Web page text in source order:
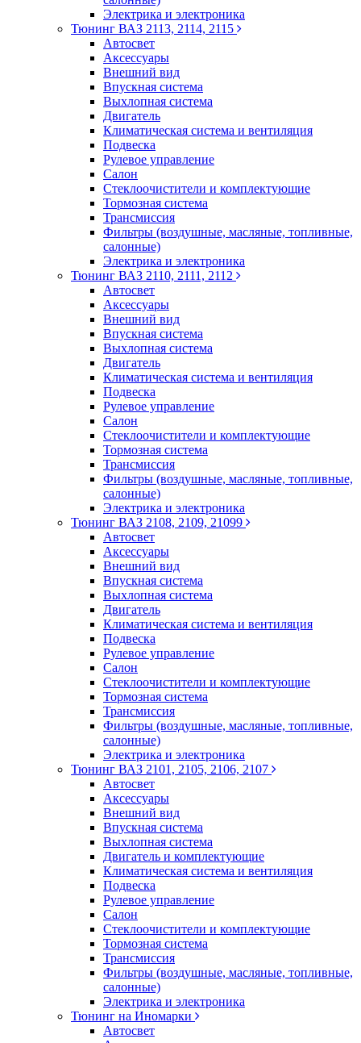
Электрика и электроника
Тюнинг ВАЗ 2113, 2114, 2115
Автосвет
Аксессуары
Внешний вид
Впускная система
Выхлопная система
Двигатель
Климатическая система и вентиляция
Подвеска
Рулевое управление
Салон
Стеклоочистители и комплектующие
Тормозная система
Трансмиссия
Фильтры (воздушные, масляные, топливные,
салонные)
Электрика и электроника
Тюнинг ВАЗ 2110, 2111, 2112
Автосвет
Аксессуары
Внешний вид
Впускная система
Выхлопная система
Двигатель
Климатическая система и вентиляция
Подвеска
Рулевое управление
Салон
Стеклоочистители и комплектующие
Тормозная система
Трансмиссия
Фильтры (воздушные, масляные, топливные,
салонные)
Электрика и электроника
Тюнинг ВАЗ 2108, 2109, 21099
Автосвет
Аксессуары
Внешний вид
Впускная система
Выхлопная система
Двигатель
Климатическая система и вентиляция
Подвеска
Рулевое управление
Салон
Стеклоочистители и комплектующие
Тормозная система
Трансмиссия
Фильтры (воздушные, масляные, топливные,
салонные)
Электрика и электроника
Тюнинг ВАЗ 2101, 2105, 2106, 2107
Автосвет
Аксессуары
Внешний вид
Впускная система
Выхлопная система
Двигатель и комплектующие
Климатическая система и вентиляция
Подвеска
Рулевое управление
Салон
Стеклоочистители и комплектующие
Тормозная система
Трансмиссия
Фильтры (воздушные, масляные, топливные,
салонные)
Электрика и электроника
Тюнинг на Иномарки
Автосвет